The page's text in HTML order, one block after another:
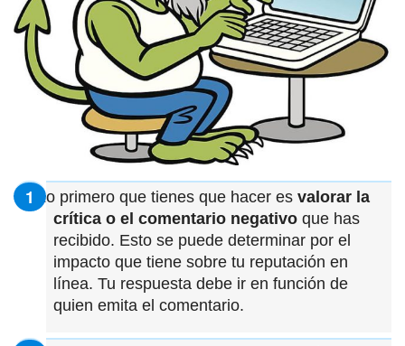
Lo primero que tienes que hacer es valorar la
crítica o el comentario negativo que has
recibido. Esto se puede determinar por el
impacto que tiene sobre tu reputación en
línea. Tu respuesta debe ir en función de
quien emita el comentario.